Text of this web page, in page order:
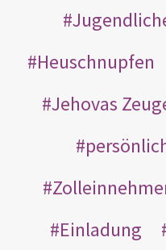
Heuschnupfen
Jehovas
Einladung